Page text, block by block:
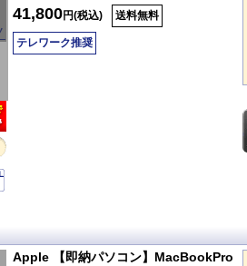
41,800円(税込) 送料無料
テレワーク推奨
Apple 【即納パソコン】MacBookPro